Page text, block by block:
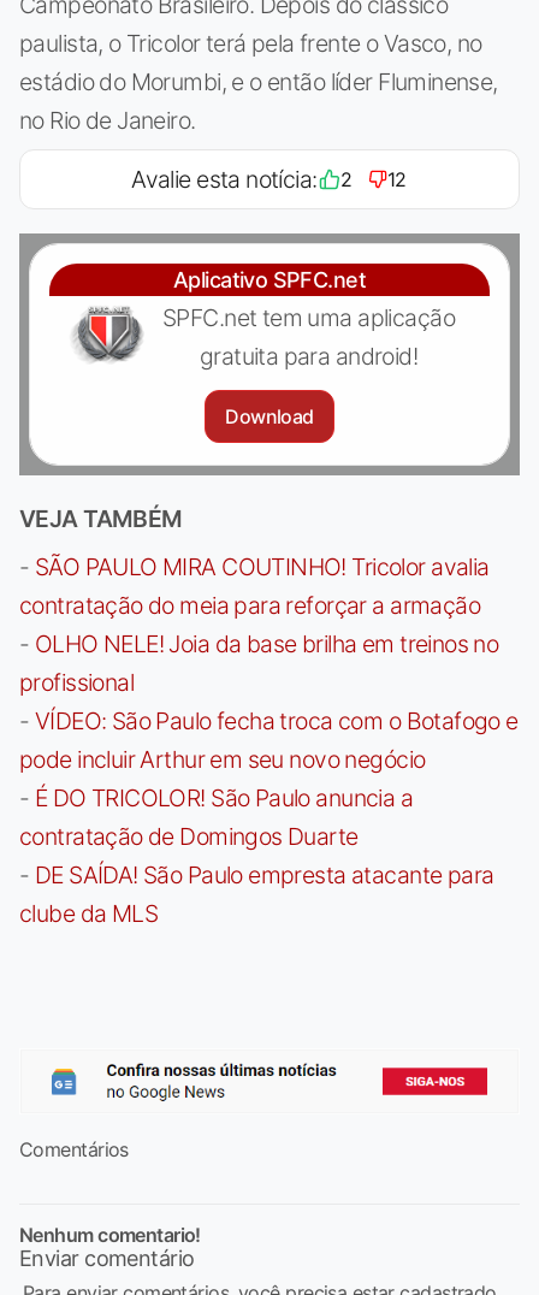
paulista, o Tricolor terá pela frente o Vasco, no
estádio do Morumbi, e o então líder Fluminense,
no Rio de Janeiro.
Avalie esta notícia: 2 12
Aplicativo SPFC.net
SPFC.net tem uma aplicação
gratuita para android!
Download
VEJA TAMBÉM
- SÃO PAULO MIRA COUTINHO! Tricolor avalia
contratação do meia para reforçar a armação
- OLHO NELE! Joia da base brilha em treinos no
profissional
- VÍDEO: São Paulo fecha troca com o Botafogo e
pode incluir Arthur em seu novo negócio
- É DO TRICOLOR! São Paulo anuncia a
contratação de Domingos Duarte
- DE SAÍDA! São Paulo empresta atacante para
clube da MLS
Comentários
Nenhum comentario!
Enviar comentário